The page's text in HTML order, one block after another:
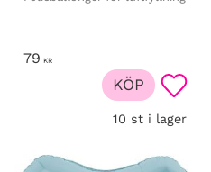
till i favoriter
79 KR
10 st i lager
KÖP